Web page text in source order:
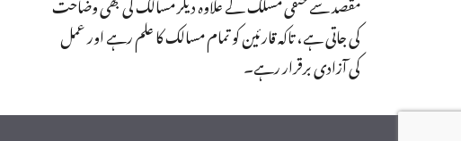
کی جاتی ہے، تاکہ قارئین کو تمام مسالک کا علم رہے اور عمل
کی آزادی برقرار رہے۔